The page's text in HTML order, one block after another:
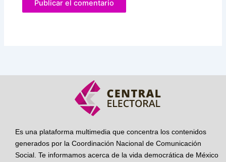
Es una plataforma multimedia que concentra los contenidos
generados por la Coordinación Nacional de Comunicación
Social. Te informamos acerca de la vida democrática de México